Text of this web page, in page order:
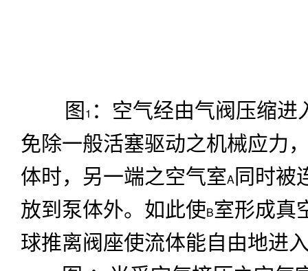
图2 ：当受空气挤压之空气
面，同样形成挤压力而使其推
动所产生的液压将入口阀球推
泵体 外。空气室 被拉回中心
入口支管将阀球推离阀座而进